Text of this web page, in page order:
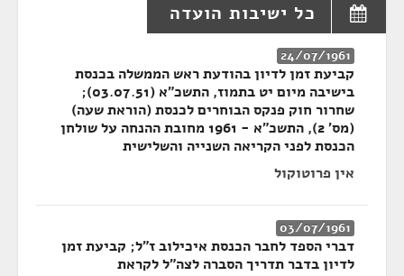
כל ישיבות הועדה
24/07/1961
קביעת זמן לדיון בהודעת ראש הממשלה בכנסת
בישיבה מיום יט בתמוז, התשכ"א (03.07.51);
שחרור חוק פנקס הבוחרים לכנסת (הוראת שעה)
(מס' 2), התשכ"א - 1961 מחובת ההנחה על שולחן
הכנסת לפני הקריאה השנייה והשלישית
אין פרוטוקול
03/07/1961
דברי הספד לחבר הכנסת איכילוב ז"ל; קביעת זמן
לדיון בדבר תדריך הסברה לצה"ל לקראת